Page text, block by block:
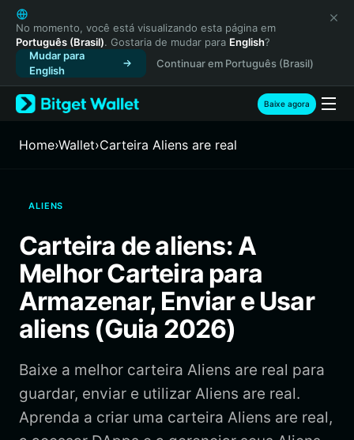
English
日本語
Tiếng Việt
Русский
Español (Latinoamérica)
Türkçe
Français
繁體中文
Bahasa Indonesia
ภาษาไทย
Español
Português (Brasil)
No momento, você está visualizando esta página em
Português (Brasil). Gostaria de mudar para English?
Mudar para
English
Continuar em Português (Brasil)
Baixe agora
Home›Wallet›Carteira Aliens are real
ALIENS
Carteira de aliens: A
Melhor Carteira para
Armazenar, Enviar e Usar
aliens (Guia 2026)
Baixe a melhor carteira Aliens are real para
guardar, enviar e utilizar Aliens are real.
Aprenda a criar uma carteira Aliens are real,